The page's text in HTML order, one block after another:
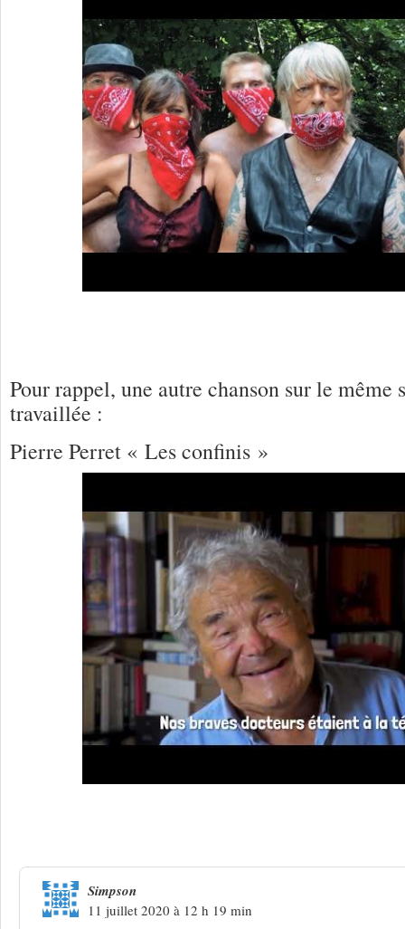
Pour rappel, une autre chanson sur le même
travaillée :
Pierre Perret « Les confinis »
Simpson
11 juillet 2020 à 12 h 19 min